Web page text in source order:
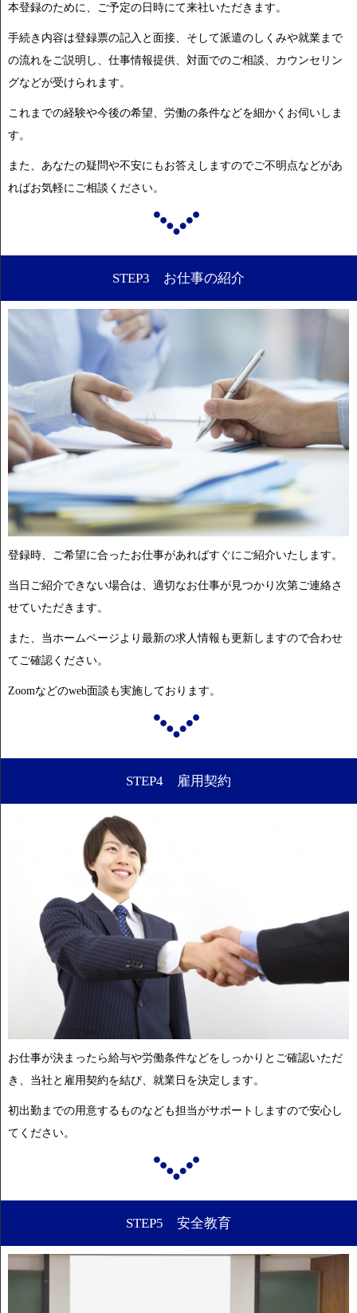
本登録のために、ご予定の日時にて来社いただきます。
手続き内容は登録票の記入と面接、そして派遣のしくみや就業まで
の流れをご説明し、仕事情報提供、対面でのご相談、カウンセリン
グなどが受けられます。
これまでの経験や今後の希望、労働の条件などを細かくお伺いしま
す。
また、あなたの疑問や不安にもお答えしますのでご不明点などがあ
ればお気軽にご相談ください。
STEP3 お仕事の紹介
登録時、ご希望に合ったお仕事があればすぐにご紹介いたします。
当日ご紹介できない場合は、適切なお仕事が見つかり次第ご連絡さ
せていただきます。
また、当ホームページより最新の求人情報も更新しますので合わせ
てご確認ください。
Zoomなどのweb面談も実施しております。
STEP4 雇用契約
お仕事が決まったら給与や労働条件などをしっかりとご確認いただ
き、当社と雇用契約を結び、就業日を決定します。
初出勤までの用意するものなども担当がサポートしますので安心し
てください。
STEP5 安全教育